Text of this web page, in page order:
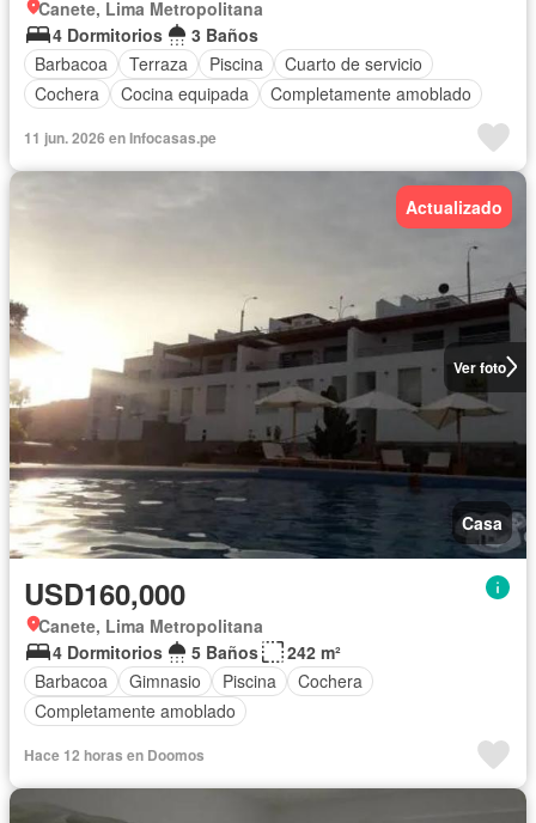
Canete, Lima Metropolitana
4 Dormitorios
3 Baños
Barbacoa
Terraza Piscina
Cuarto de servicio
Cochera
Cocina equipada Completamente amoblado
11 jun. 2026 en Infocasas.pe
Ver foto
Actualizado
Casa
USD160,000
Canete, Lima Metropolitana
4 Dormitorios
5 Baños
242 m²
Barbacoa
Gimnasio Piscina
Cochera
Completamente amoblado
Hace 12 horas en Doomos